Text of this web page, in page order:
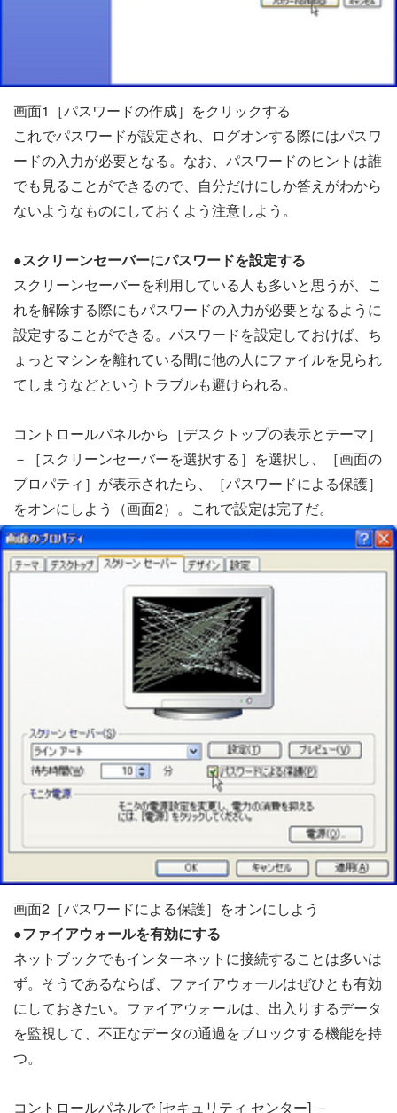
画面1［パスワードの作成］をクリックする
これでパスワードが設定され、ログオンする際にはパスワ
ードの入力が必要となる。なお、パスワードのヒントは誰
でも見ることができるので、自分だけにしか答えがわから
ないようなものにしておくよう注意しよう。
●スクリーンセーバーにパスワードを設定する
スクリーンセーバーを利用している人も多いと思うが、こ
れを解除する際にもパスワードの入力が必要となるように
設定することができる。パスワードを設定しておけば、ち
ょっとマシンを離れている間に他の人にファイルを見られ
てしまうなどというトラブルも避けられる。
コントロールパネルから［デスクトップの表示とテーマ］
－［スクリーンセーバーを選択する］を選択し、［画面の
プロパティ］が表示されたら、［パスワードによる保護］
をオンにしよう（画面2）。これで設定は完了だ。
画面2［パスワードによる保護］をオンにしよう
●ファイアウォールを有効にする
ネットブックでもインターネットに接続することは多いは
ず。そうであるならば、ファイアウォールはぜひとも有効
にしておきたい。ファイアウォールは、出入りするデータ
を監視して、不正なデータの通過をブロックする機能を持
つ。
コントロールパネルで [セキュリティ センター] －